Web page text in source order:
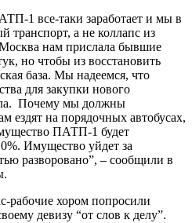
1 все-таки заработает и мы в
транспорт, а не коллапс из
нам прислала бывшие
но чтобы из восстановить
база. Мы надеемся, что
для закупки нового
Почему мы должны
ездят на порядочных автобусах,
ПАТП-1 будет
Имущество уйдет за
разворовано”, – сообщили в
рабочие хором попросили
девизу “от слов к делу”.